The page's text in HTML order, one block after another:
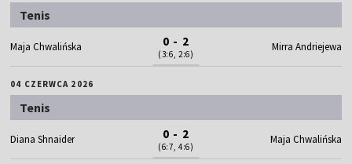
Tenis
Maja Chwalińska 0 - 2
(3:6, 2:6)
Mirra Andriejewa
04 CZERWCA 2026
Tenis
Diana Shnaider 0 - 2
(6:7, 4:6)
Maja Chwalińska